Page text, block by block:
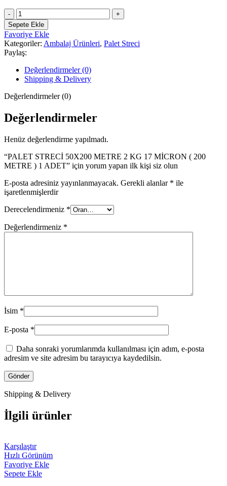
fiyat:
₺600,00.
PALET
STRECİ
50X200
METRE
2
KG
17
MİCRON
200
1
adet
Sepete Ekle
Favoriye Ekle
Kategoriler: Ambalaj Ürünleri, Palet Streci
Paylaş:
Değerlendirmeler (0)
Shipping & Delivery
Değerlendirmeler (0)
Değerlendirmeler
Henüz değerlendirme yapılmadı.
“PALET STRECİ 50X200 METRE 2 KG 17 MİCRON ( 200
METRE ) 1 ADET” için yorum yapan ilk kişi siz olun
E-posta adresiniz yayınlanmayacak. Gerekli alanlar * ile
işaretlenmişlerdir
Derecelendirmeniz *
Değerlendirmeniz *
İsim *
E-posta *
Daha sonraki yorumlarımda kullanılması için adım, e-posta
adresim ve site adresim bu tarayıcıya kaydedilsin.
Shipping & Delivery
İlgili ürünler
Karşılaştır
Hızlı Görünüm
Favoriye Ekle
Sepete Ekle